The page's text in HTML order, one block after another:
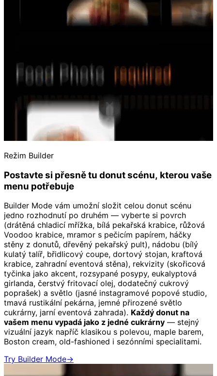
Režim Builder
Postavte si přesně tu donut scénu, kterou vaše
menu potřebuje
Builder Mode vám umožní složit celou donut scénu
jedno rozhodnutí po druhém — vyberte si povrch
(drátěná chladicí mřížka, bílá pekařská krabice, růžová
Voodoo krabice, mramor s pečicím papírem, háčky
stěny z donutů, dřevěný pekařský pult), nádobu (bílý
kulatý talíř, břidlicový coupe, dortový stojan, kraftová
krabice, zahradní eventová stěna), rekvizity (skořicová
tyčinka jako akcent, rozsypané posypy, eukalyptová
girlanda, čerstvý fritovací olej, dodatečný cukrový
poprašek) a světlo (jasné instagramové popové studio,
tmavá rustikální pekárna, jemné přirozené světlo
cukrárny, jarní eventová zahrada). Každý donut na
vašem menu vypadá jako z jedné cukrárny — stejný
vizuální jazyk napříč klasikou s polevou, maple barem,
Boston cream, old-fashioned i sezónními specialitami.
Try Builder Mode→